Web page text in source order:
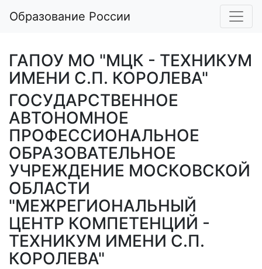
Образование России
ГАПОУ МО "МЦК - ТЕХНИКУМ
ИМЕНИ С.П. КОРОЛЕВА"
ГОСУДАРСТВЕННОЕ
АВТОНОМНОЕ
ПРОФЕССИОНАЛЬНОЕ
ОБРАЗОВАТЕЛЬНОЕ
УЧРЕЖДЕНИЕ МОСКОВСКОЙ
ОБЛАСТИ
"МЕЖРЕГИОНАЛЬНЫЙ
ЦЕНТР КОМПЕТЕНЦИЙ -
ТЕХНИКУМ ИМЕНИ С.П.
КОРОЛЕВА"